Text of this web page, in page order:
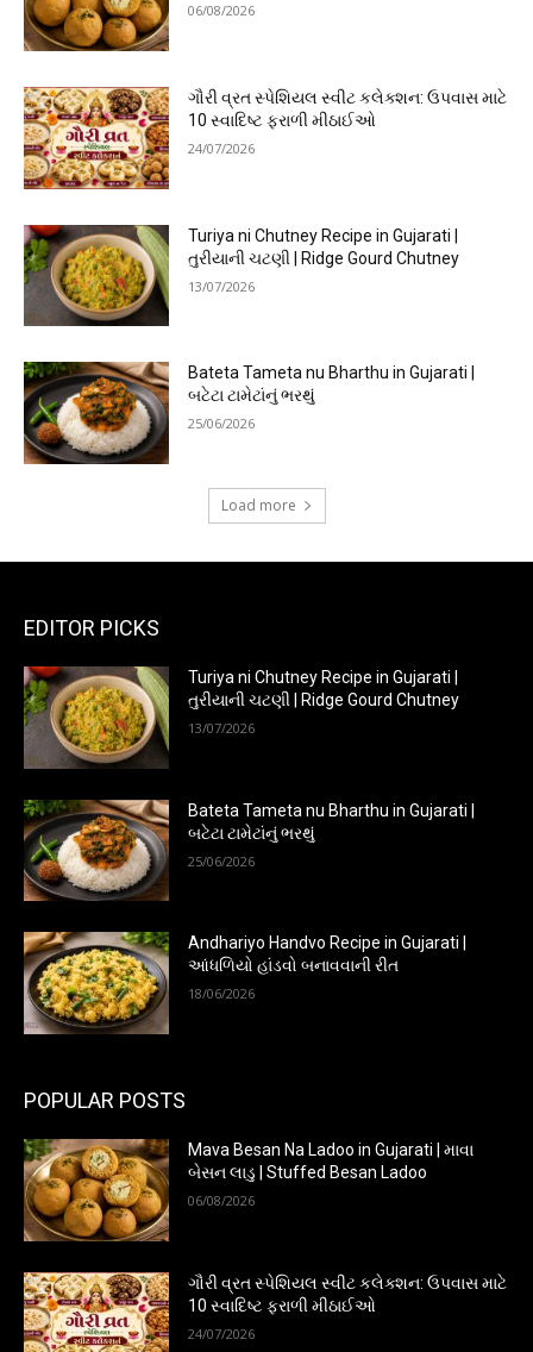
06/08/2026
ગૌરી વ્રત સ્પેશિયલ સ્વીટ કલેક્શન: ઉપવાસ માટે
10 સ્વાદિષ્ટ ફરાળી મીઠાઈઓ
24/07/2026
Turiya ni Chutney Recipe in Gujarati |
તુરીયાની ચટણી | Ridge Gourd Chutney
13/07/2026
Bateta Tameta nu Bharthu in Gujarati |
બટેટા ટામેટાંનું ભરથું
25/06/2026
Load more
EDITOR PICKS
Turiya ni Chutney Recipe in Gujarati |
તુરીયાની ચટણી | Ridge Gourd Chutney
13/07/2026
Bateta Tameta nu Bharthu in Gujarati |
બટેટા ટામેટાંનું ભરથું
25/06/2026
Andhariyo Handvo Recipe in Gujarati |
આંધળિયો હાંડવો બનાવવાની રીત
18/06/2026
POPULAR POSTS
Mava Besan Na Ladoo in Gujarati | માવા
બેસન લાડુ | Stuffed Besan Ladoo
06/08/2026
ગૌરી વ્રત સ્પેશિયલ સ્વીટ કલેક્શન: ઉપવાસ માટે
10 સ્વાદિષ્ટ ફરાળી મીઠાઈઓ
24/07/2026